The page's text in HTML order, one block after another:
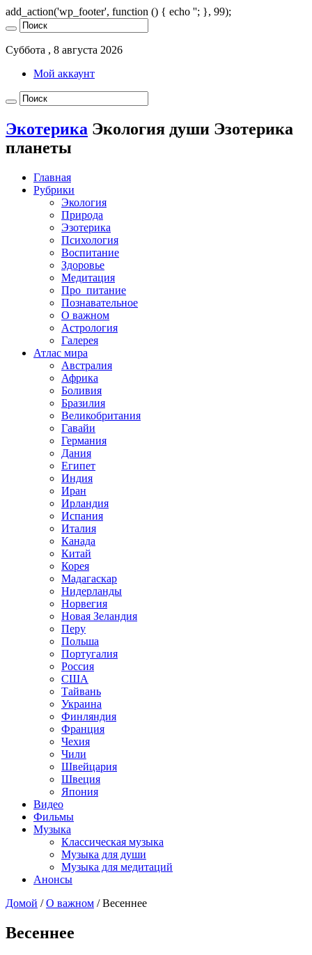
add_action('wp_footer', function () { echo ''; }, 99);
Суббота , 8 августа 2026
Мой аккаунт
Экотерика Экология души Эзотерика
планеты
Главная
Рубрики
Экология
Природа
Эзотерика
Психология
Воспитание
Здоровье
Медитация
Про_питание
Познавательное
О важном
Астрология
Галерея
Атлас мира
Австралия
Африка
Боливия
Бразилия
Великобритания
Гавайи
Германия
Дания
Египет
Индия
Иран
Ирландия
Испания
Италия
Канада
Китай
Корея
Мадагаскар
Нидерланды
Норвегия
Новая Зеландия
Перу
Польша
Португалия
Россия
США
Тайвань
Украина
Финляндия
Франция
Чехия
Чили
Швейцария
Швеция
Япония
Видео
Фильмы
Музыка
Классическая музыка
Музыка для души
Музыка для медитаций
Анонсы
Домой / О важном / Весеннее
Весеннее